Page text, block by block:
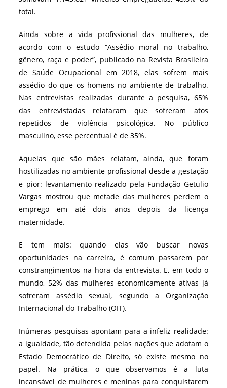
total.
Ainda sobre a vida profissional das mulheres, de
acordo com o estudo “Assédio moral no trabalho,
gênero, raça e poder”, publicado na Revista Brasileira
de Saúde Ocupacional em 2018, elas sofrem mais
assédio do que os homens no ambiente de trabalho.
Nas entrevistas realizadas durante a pesquisa, 65%
das entrevistadas relataram que sofreram atos
repetidos de violência psicológica. No público
masculino, esse percentual é de 35%.
Aquelas que são mães relatam, ainda, que foram
hostilizadas no ambiente profissional desde a gestação
e pior: levantamento realizado pela Fundação Getulio
Vargas mostrou que metade das mulheres perdem o
emprego em até dois anos depois da licença
maternidade.
E tem mais: quando elas vão buscar novas
oportunidades na carreira, é comum passarem por
constrangimentos na hora da entrevista. E, em todo o
mundo, 52% das mulheres economicamente ativas já
sofreram assédio sexual, segundo a Organização
Internacional do Trabalho (OIT).
Inúmeras pesquisas apontam para a infeliz realidade:
a igualdade, tão defendida pelas nações que adotam o
Estado Democrático de Direito, só existe mesmo no
papel. Na prática, o que observamos é a luta
incansável de mulheres e meninas para conquistarem